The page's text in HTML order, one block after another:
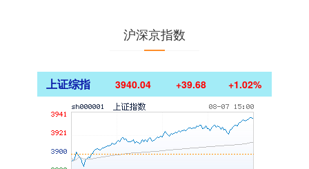
沪深京指数
上证综指 3940.04 +39.68 +1.02%